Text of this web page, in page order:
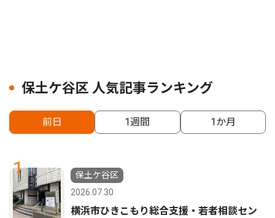
保土ケ谷区 人気記事ランキング
前日 1週間 1か月
1
保土ケ谷区
2026.07.30
横浜市ひきこもり総合支援・若者相談セン